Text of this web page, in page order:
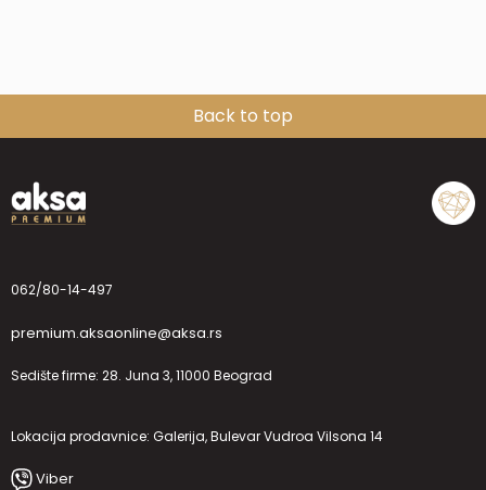
Back to top
062/80-14-497
premium.aksaonline@aksa.rs
Sedište firme: 28. Juna 3, 11000 Beograd
Lokacija prodavnice: Galerija, Bulevar Vudroa Vilsona 14
Viber